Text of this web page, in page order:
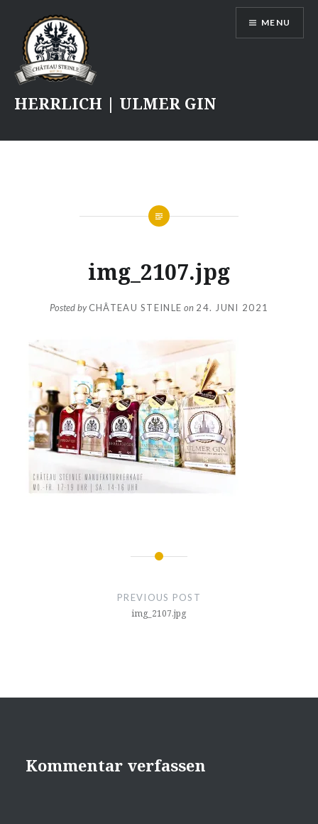
content
HERRLICH | ULMER GIN
MENU
img_2107.jpg
Posted byCHÂTEAU STEINLE on 24. JUNI 2021
Beitragsnavigation
PREVIOUS POST
img_2107.jpg
Kommentar verfassen